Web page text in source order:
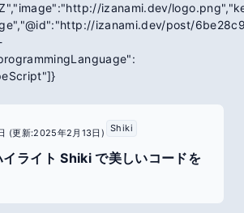
izanami.dev/
izanami.dev/post/
(更新:2025年2月13日) Shiki
イライト Shiki で美しいコードを